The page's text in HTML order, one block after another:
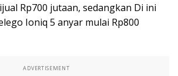
Rp700 jutaan, sedangkan Di ini
Ioniq 5 anyar mulai Rp800
ADVERTISEMENT